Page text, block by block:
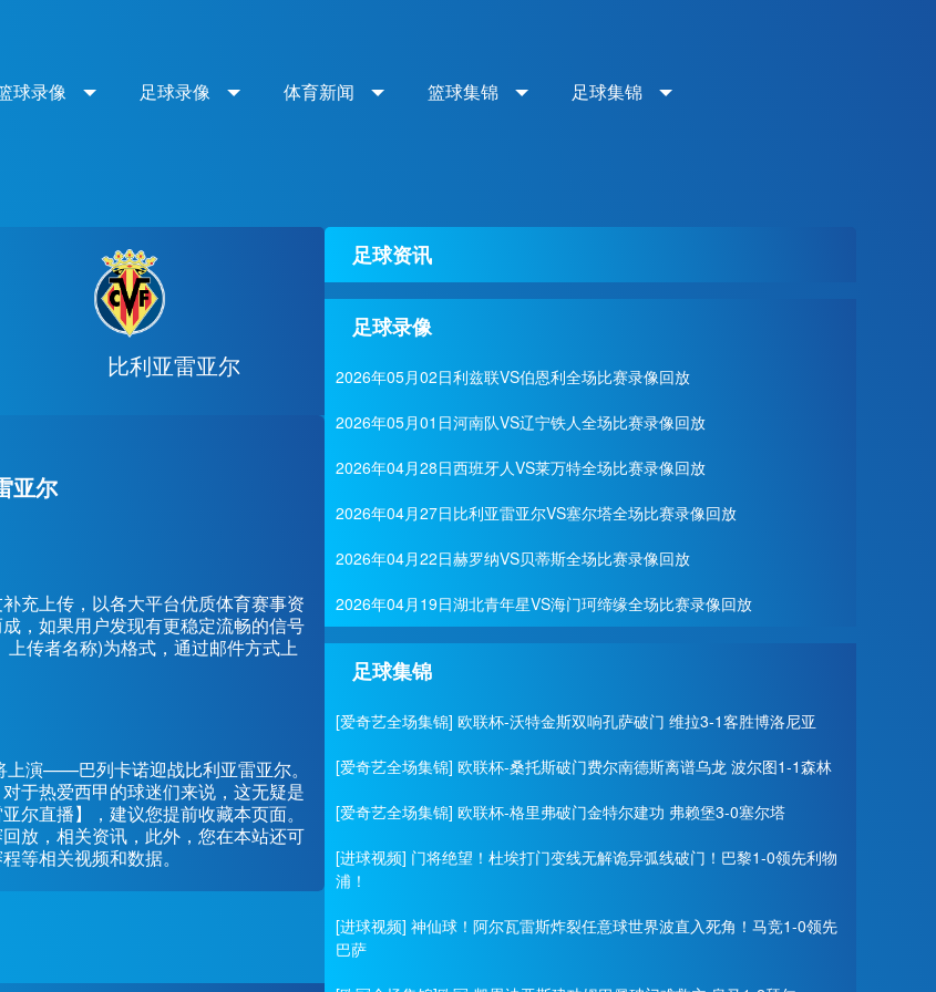
球录像 足球录像 体育新闻 篮球集锦 足球集锦
比利亚雷亚尔
亚尔
充上传，以各大平台优质体育赛事资
，如果用户发现有更稳定流畅的信号
传者名称)为格式，通过邮件方式上
演——巴列卡诺迎战比利亚雷亚尔。
于热爱西甲的球迷们来说，这无疑是
尔直播】，建议您提前收藏本页面。
放，相关资讯，此外，您在本站还可
等相关视频和数据。
足球资讯
足球录像
2026年05月02日利兹联VS伯恩利全场比赛录像回放
2026年05月01日河南队VS辽宁铁人全场比赛录像回放
2026年04月28日西班牙人VS莱万特全场比赛录像回放
2026年04月27日比利亚雷亚尔VS塞尔塔全场比赛录像回放
2026年04月22日赫罗纳VS贝蒂斯全场比赛录像回放
2026年04月19日湖北青年星VS海门珂缔缘全场比赛录像回放
足球集锦
[爱奇艺全场集锦] 欧联杯-沃特金斯双响孔萨破门 维拉3-1客胜博洛尼亚
[爱奇艺全场集锦] 欧联杯-桑托斯破门费尔南德斯离谱乌龙 波尔图1-1森林
[爱奇艺全场集锦] 欧联杯-格里弗破门金特尔建功 弗赖堡3-0塞尔塔
[进球视频] 门将绝望！杜埃打门变线无解诡异弧线破门！巴黎1-0领先利物
浦！
[进球视频] 神仙球！阿尔瓦雷斯炸裂任意球世界波直入死角！马竞1-0领先
巴萨